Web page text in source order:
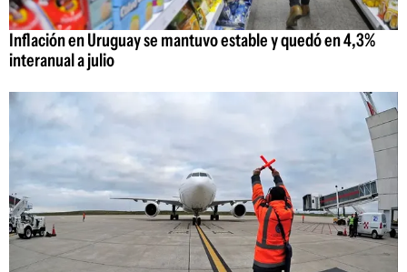
Inflación en Uruguay se mantuvo estable y quedó en 4,3%
interanual a julio